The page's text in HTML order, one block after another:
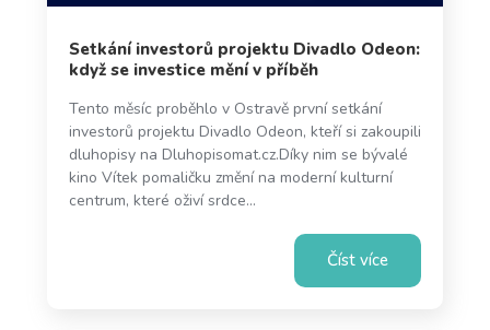
Setkání investorů projektu Divadlo Odeon:
když se investice mění v příběh
Tento měsíc proběhlo v Ostravě první setkání
investorů projektu Divadlo Odeon, kteří si zakoupili
dluhopisy na Dluhopisomat.cz.Díky nim se bývalé
kino Vítek pomaličku změní na moderní kulturní
centrum, které oživí srdce...
Číst více